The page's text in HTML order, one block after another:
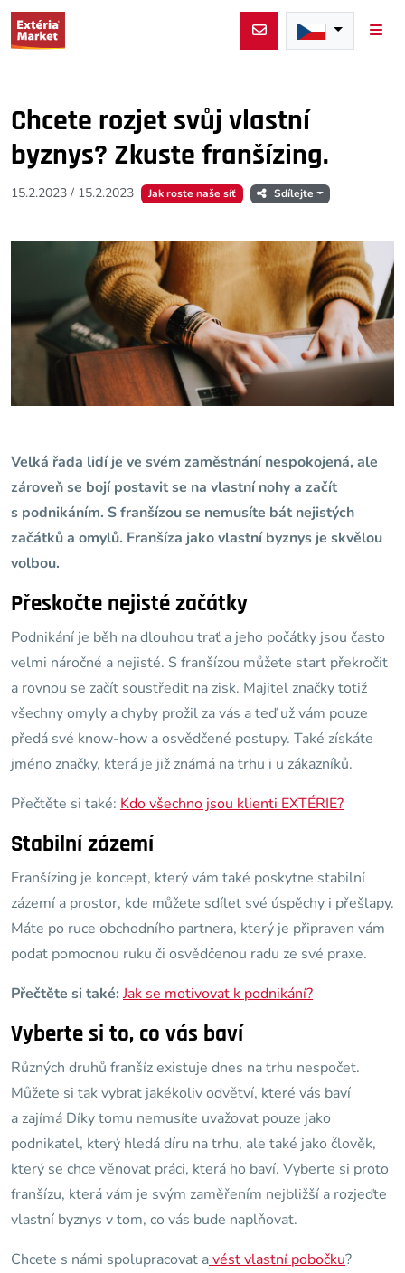
Chcete rozjet svůj vlastní
byznys? Zkuste franšízing.
15.2.2023 / 15.2.2023 Jak roste naše síť Sdílejte
Velká řada lidí je ve svém zaměstnání nespokojená, ale
zároveň se bojí postavit se na vlastní nohy a začít
s podnikáním. S franšízou se nemusíte bát nejistých
začátků a omylů. Franšíza jako vlastní byznys je skvělou
volbou.
Přeskočte nejisté začátky
Podnikání je běh na dlouhou trať a jeho počátky jsou často
velmi náročné a nejisté. S franšízou můžete start překročit
a rovnou se začít soustředit na zisk. Majitel značky totiž
všechny omyly a chyby prožil za vás a teď už vám pouze
předá své know-how a osvědčené postupy. Také získáte
jméno značky, která je již známá na trhu i u zákazníků.
Přečtěte si také: Kdo všechno jsou klienti EXTÉRIE?
Stabilní zázemí
Franšízing je koncept, který vám také poskytne stabilní
zázemí a prostor, kde můžete sdílet své úspěchy i přešlapy.
Máte po ruce obchodního partnera, který je připraven vám
podat pomocnou ruku či osvědčenou radu ze své praxe.
Přečtěte si také: Jak se motivovat k podnikání?
Vyberte si to, co vás baví
Různých druhů franšíz existuje dnes na trhu nespočet.
Můžete si tak vybrat jakékoliv odvětví, které vás baví
a zajímá Díky tomu nemusíte uvažovat pouze jako
podnikatel, který hledá díru na trhu, ale také jako člověk,
který se chce věnovat práci, která ho baví. Vyberte si proto
franšízu, která vám je svým zaměřením nejbližší a rozjeďte
vlastní byznys v tom, co vás bude naplňovat.
Chcete s námi spolupracovat avést vlastní pobočku?